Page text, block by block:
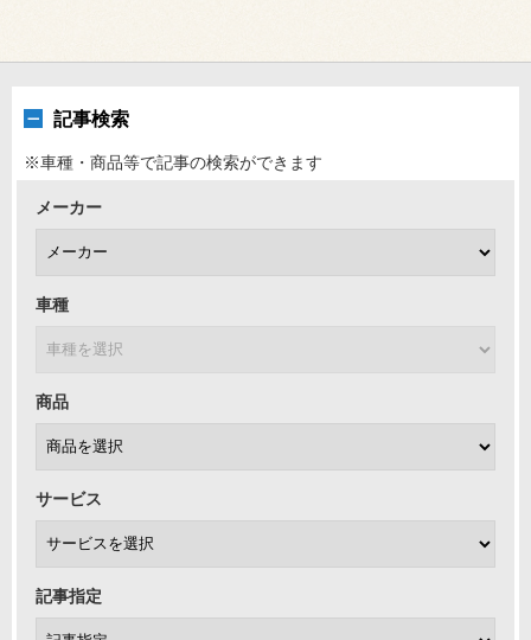
記事検索
※車種・商品等で記事の検索ができます
メーカー
車種
商品
サービス
記事指定